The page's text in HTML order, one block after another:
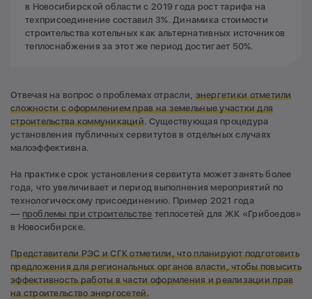
в Новосибирской области с 2019 года рост тарифа на
техприсоединение составил 3%. Динамика стоимости
строительства котельных как альтернативных источников
теплоснабжения за этот же период достигает 50%.
Отвечая на вопрос о проблемах отрасли, энергетики отметили
сложности с оформлением прав на земельные участки для
строительства коммуникаций. Существующая процедура
установления публичных сервитутов в отдельных случаях
малоэффективна.
На практике срок установления сервитута может занять более
года, что увеличивает и период выполнения мероприятий по
технологическому присоединению. Пример 2021 года
— проблемы при строительстве теплосетей для ЖК «Грибоедов»
в Новосибирске.
Представители РЭС и СГК отметили, что планируют подготовить
предложения для региональных органов власти, чтобы повысить
эффективность работы в части оформления и реализации прав
на строительство энергосетей.